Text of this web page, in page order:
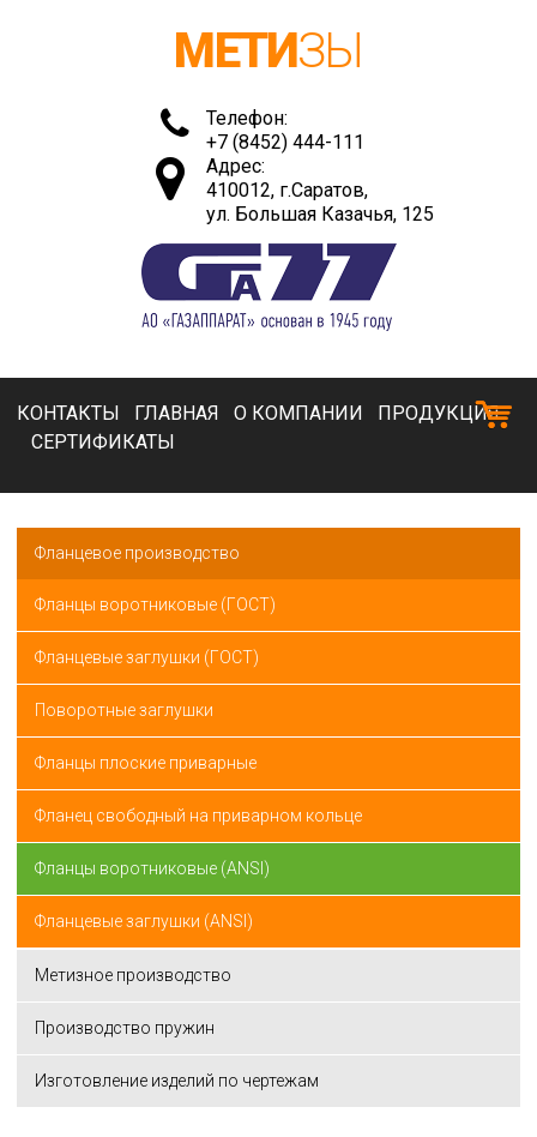
МЕТИЗЫ
Телефон:
+7 (8452) 444-111
Адрес:
410012, г.Саратов,
ул. Большая Казачья, 125
КОНТАКТЫ ГЛАВНАЯ О КОМПАНИИ
ПРОДУКЦИЯ
СЕРТИФИКАТЫ
Фланцевое производство
Фланцы воротниковые (ГОСТ)
Фланцевые заглушки (ГОСТ)
Поворотные заглушки
Фланцы плоские приварные
Фланец свободный на приварном кольце
Фланцы воротниковые (ANSI)
Фланцевые заглушки (ANSI)
Метизное производство
Производство пружин
Изготовление изделий по чертежам